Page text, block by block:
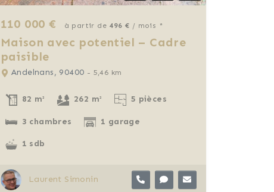
110 000 € à partir de 496 € / mois *
Maison avec potentiel – Cadre
paisible
Andelnans, 90400 - 5,46 km
82 m² 262 m² 5 pièces
3 chambres 1 garage
1 sdb
Laurent Simonin